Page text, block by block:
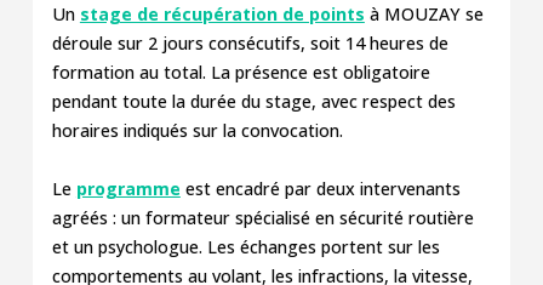
Un stage de récupération de points à MOUZAY se
déroule sur 2 jours consécutifs, soit 14 heures de
formation au total. La présence est obligatoire
pendant toute la durée du stage, avec respect des
horaires indiqués sur la convocation.
Le programme est encadré par deux intervenants
agréés : un formateur spécialisé en sécurité routière
et un psychologue. Les échanges portent sur les
comportements au volant, les infractions, la vitesse,